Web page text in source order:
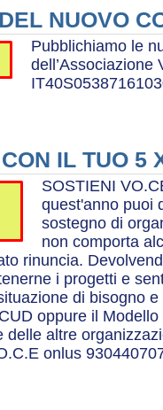
NUOVO
Pubblichiamo le
dell’Associazione
IL TUO 5
SOSTIENI
quest'anno puoi
sostegno di
non comporta
rinuncia.
i progetti e
di bisogno
oppure il
delle altre
onlus